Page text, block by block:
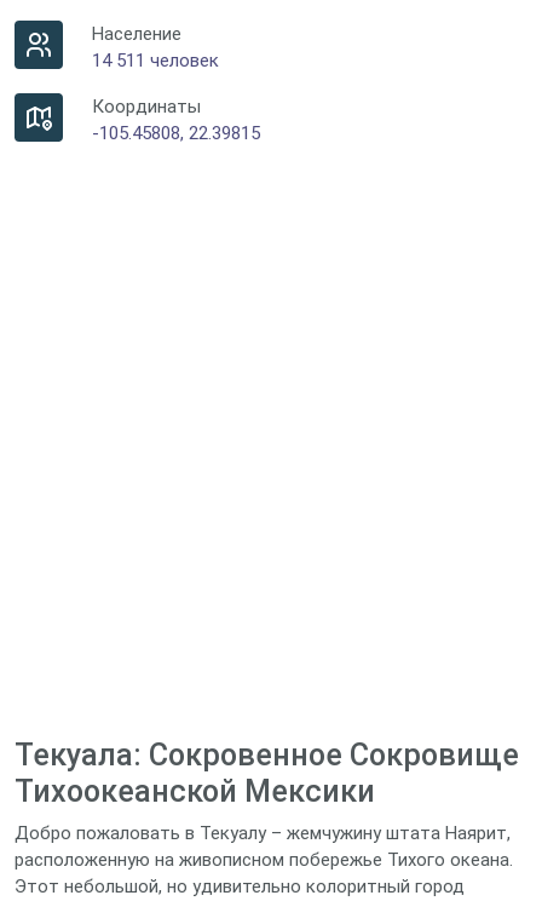
Население
14 511 человек
Координаты
-105.45808, 22.39815
Текуала: Сокровенное Сокровище
Тихоокеанской Мексики
Добро пожаловать в Текуалу – жемчужину штата Наярит,
расположенную на живописном побережье Тихого океана.
Этот небольшой, но удивительно колоритный город